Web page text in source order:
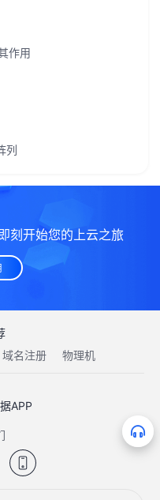
作用
列
刻开始您的上云之旅
域名注册 物理机
APP